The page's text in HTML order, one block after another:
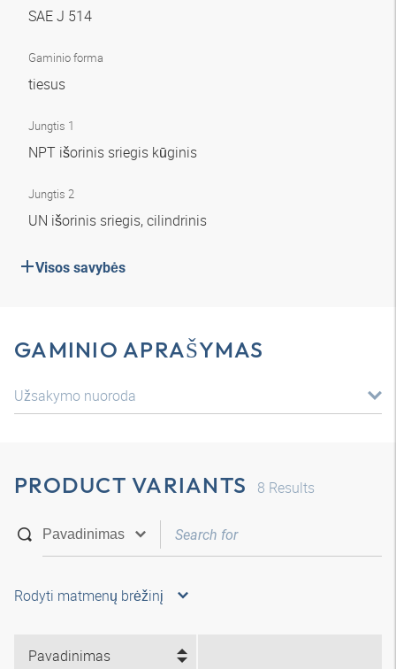
SAE J 514
Gaminio forma
tiesus
Jungtis 1
NPT išorinis sriegis kūginis
Jungtis 2
UN išorinis sriegis, cilindrinis
Visos savybės
GAMINIO APRAŠYMAS
Užsakymo nuoroda
PRODUCT VARIANTS 8 Results
Rodyti matmenų brėžinį
Pavadinimas